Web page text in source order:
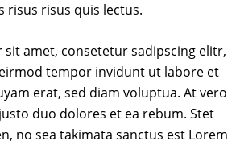
risus risus quis lectus.
amet, consetetur sadipscing elitr,
tempor invidunt ut labore et
erat, sed diam voluptua. At vero
duo dolores et ea rebum. Stet
no sea takimata sanctus est Lorem